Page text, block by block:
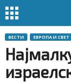
ВЕСТИ ЕВРОПА И СВЕТ